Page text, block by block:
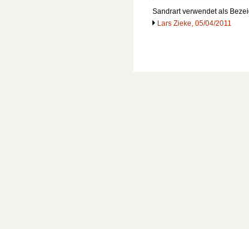
Sandrart verwendet als
Lars Zieke, 05/04/2011